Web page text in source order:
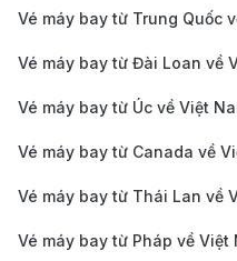
sở hạ tầng tiên tiến và
JFK là cửa ngõ quan
York và nhiều điểm đến
Quốc tế John F.
trung tâm thành
Sân bay Quốc tế John F.
Vé máy bay từ Trung Quốc
Vé máy bay từ Đài Loan về
Vé máy bay từ Úc về Việt
Vé máy bay từ Canada về
Vé máy bay từ Thái Lan về
Vé máy bay từ Pháp về Việt